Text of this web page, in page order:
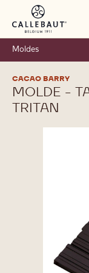
Skip to main
Moldes
CACAO BARRY
MOLDE -
TRITAN